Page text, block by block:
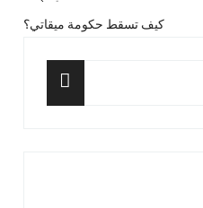
كيف تسقط حكومة ميقاتي؟